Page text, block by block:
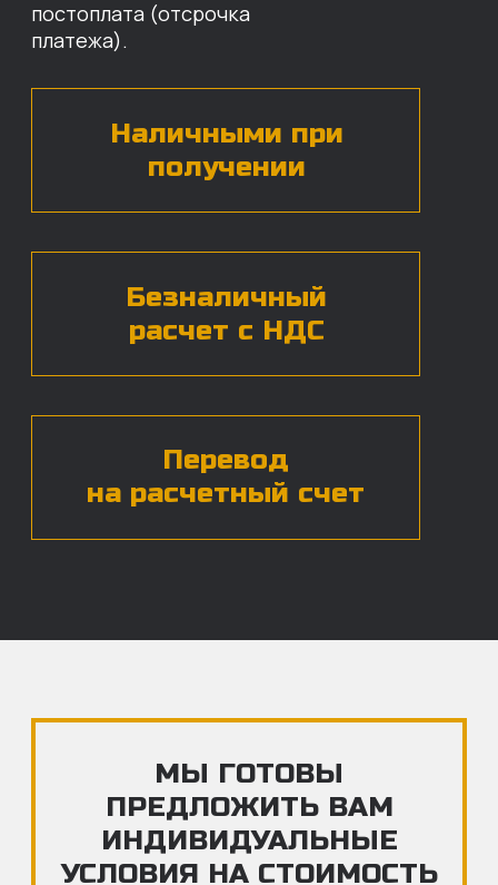
назовут цены и проконсультируют
по нужным деталям.
персональных данных*
ЧАСТЫЕ ВОПРОСЫ